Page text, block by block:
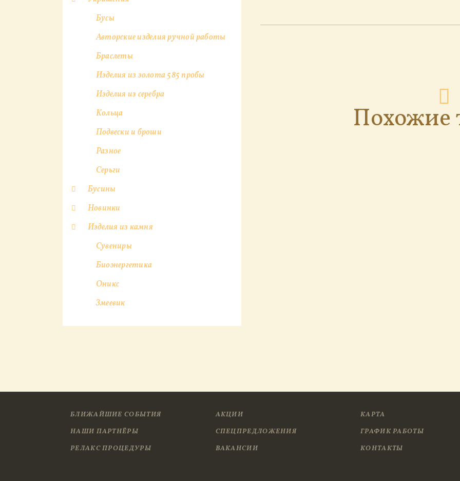
Похожие
Бусы
Авторские изделия ручной работы
Браслеты
Изделия из золота 585 пробы
Изделия из серебра
Кольца
Подвески и броши
Разное
Серьги
Бусины
Новинки
Изделия из камня
Сувениры
Биоэнергетика
Оникс
Змеевик
БЛИЖАЙШИЕ СОБЫТИЯ
НАШИ ПАРТНЁРЫ
РЕЛАКС ПРОЦЕДУРЫ
АКЦИИ
СПЕЦПРЕДЛОЖЕНИЯ
ВАКАНСИИ
КАРТА
ГРАФИК РАБОТЫ
КОНТАКТЫ